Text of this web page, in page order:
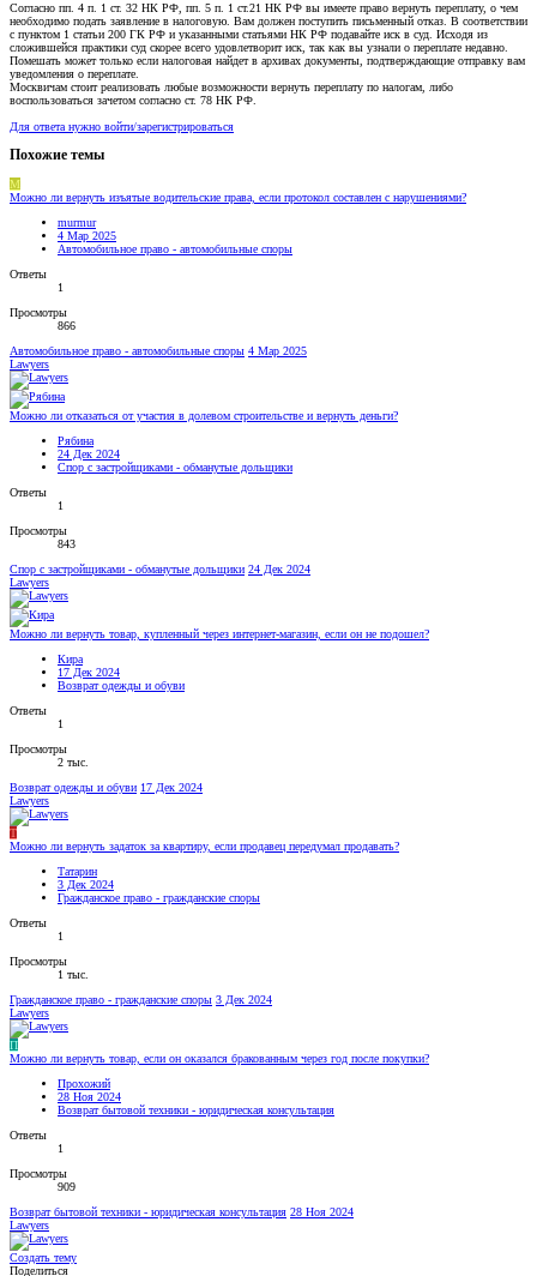
Согласно пп. 4 п. 1 ст. 32 НК РФ, пп. 5 п. 1 ст.21 НК РФ вы имеете право вернуть переплату, о чем
необходимо подать заявление в налоговую. Вам должен поступить письменный отказ. В соответствии
с пунктом 1 статьи 200 ГК РФ и указанными статьями НК РФ подавайте иск в суд. Исходя из
сложившейся практики суд скорее всего удовлетворит иск, так как вы узнали о переплате недавно.
Помешать может только если налоговая найдет в архивах документы, подтверждающие отправку вам
уведомления о переплате.
Москвичам стоит реализовать любые возможности вернуть переплату по налогам, либо
воспользоваться зачетом согласно ст. 78 НК РФ.
Для ответа нужно войти/зарегистрироваться
Похожие темы
M
Можно ли вернуть изъятые водительские права, если протокол составлен с нарушениями?
murmur
4 Мар 2025
Автомобильное право - автомобильные споры
Ответы
1
Просмотры
866
Автомобильное право - автомобильные споры 4 Мар 2025
Lawyers
Можно ли отказаться от участия в долевом строительстве и вернуть деньги?
Рябина
24 Дек 2024
Спор с застройщиками - обманутые дольщики
Ответы
1
Просмотры
843
Спор с застройщиками - обманутые дольщики 24 Дек 2024
Lawyers
Можно ли вернуть товар, купленный через интернет-магазин, если он не подошел?
Кира
17 Дек 2024
Возврат одежды и обуви
Ответы
1
Просмотры
2 тыс.
Возврат одежды и обуви 17 Дек 2024
Lawyers
Т
Можно ли вернуть задаток за квартиру, если продавец передумал продавать?
Татарин
3 Дек 2024
Гражданское право - гражданские споры
Ответы
1
Просмотры
1 тыс.
Гражданское право - гражданские споры 3 Дек 2024
Lawyers
П
Можно ли вернуть товар, если он оказался бракованным через год после покупки?
Прохожий
28 Ноя 2024
Возврат бытовой техники - юридическая консультация
Ответы
1
Просмотры
909
Возврат бытовой техники - юридическая консультация 28 Ноя 2024
Lawyers
Создать тему
Поделиться